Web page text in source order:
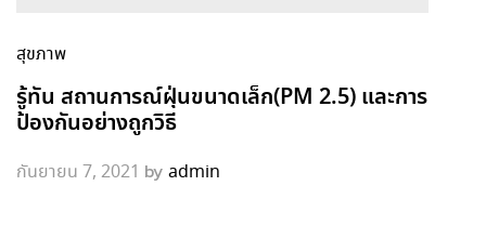
สุขภาพ
รู้ทัน สถานการณ์ฝุ่นขนาดเล็ก(PM 2.5) และการ
ป้องกันอย่างถูกวิธี
กันยายน 7, 2021 by admin